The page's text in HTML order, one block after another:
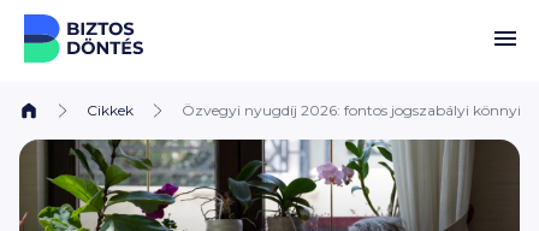
Ugrás a tartalomhoz
Cikkek Özvegyi nyugdíj 2026: fontos jogszabályi